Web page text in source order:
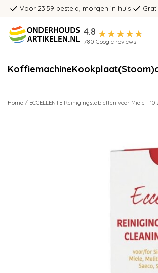
Voor 23:59 besteld, morgen in huis
4.8
780 Google reviews
KoffiemachineKookplaat
Home / ECCELLENTE Reinigingstabletten voor Miele - 10